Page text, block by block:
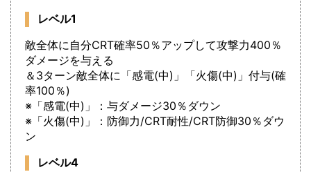
レベル1
敵全体に自分CRT確率50％アップして攻撃力400％
ダメージを与える
＆3ターン敵全体に「感電(中)」「火傷(中)」付与(確
率100％)
※「感電(中)」：与ダメージ30％ダウン
※「火傷(中)」：防御力/CRT耐性/CRT防御30％ダウ
ン
レベル4